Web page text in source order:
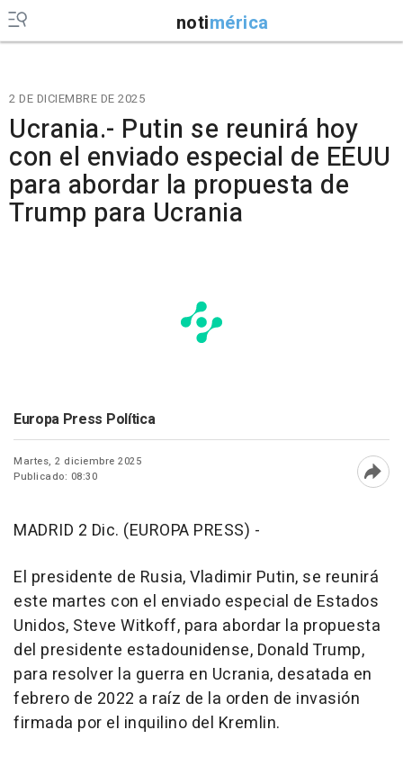
notimérica
2 DE DICIEMBRE DE 2025
Ucrania.- Putin se reunirá hoy
con el enviado especial de EEUU
para abordar la propuesta de
Trump para Ucrania
Europa Press Política
Martes, 2 diciembre 2025
Publicado: 08:30
MADRID 2 Dic. (EUROPA PRESS) -
El presidente de Rusia, Vladimir Putin, se reunirá
este martes con el enviado especial de Estados
Unidos, Steve Witkoff, para abordar la propuesta
del presidente estadounidense, Donald Trump,
para resolver la guerra en Ucrania, desatada en
febrero de 2022 a raíz de la orden de invasión
firmada por el inquilino del Kremlin.